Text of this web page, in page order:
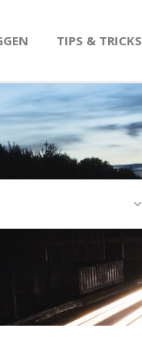
TIPS & TRICKS